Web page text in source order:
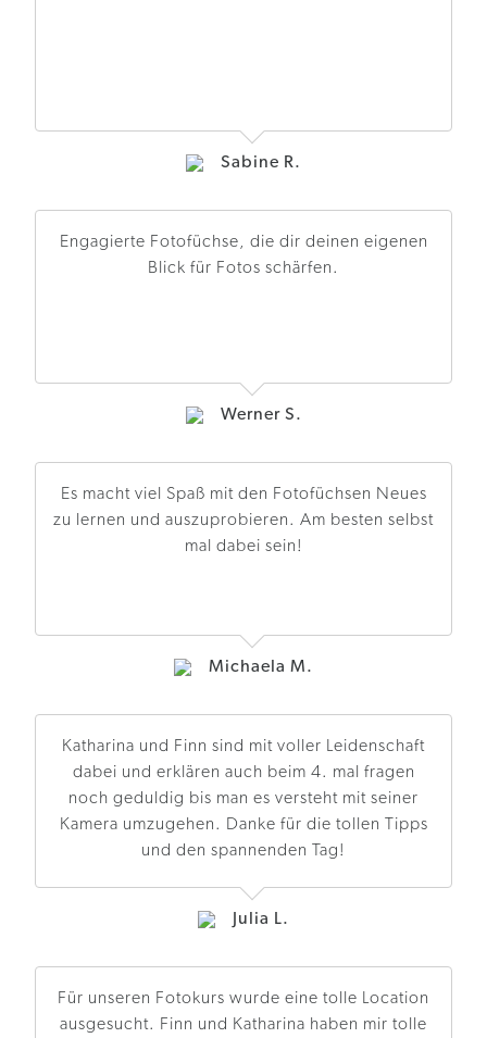
Sabine R.
Engagierte Fotofüchse, die dir deinen eigenen
Blick für Fotos schärfen.
Werner S.
Es macht viel Spaß mit den Fotofüchsen Neues
zu lernen und auszuprobieren. Am besten selbst
mal dabei sein!
Michaela M.
Katharina und Finn sind mit voller Leidenschaft
dabei und erklären auch beim 4. mal fragen
noch geduldig bis man es versteht mit seiner
Kamera umzugehen. Danke für die tollen Tipps
und den spannenden Tag!
Julia L.
Für unseren Fotokurs wurde eine tolle Location
ausgesucht. Finn und Katharina haben mir tolle